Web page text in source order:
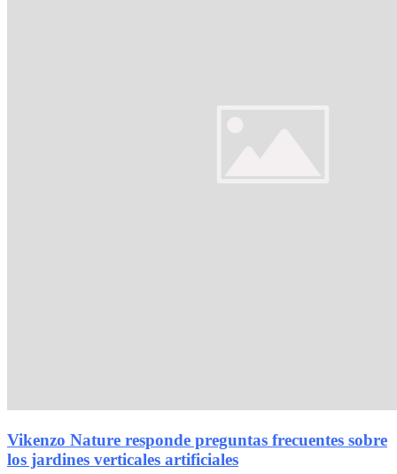
Vikenzo Nature responde preguntas frecuentes sobre
los jardines verticales artificiales